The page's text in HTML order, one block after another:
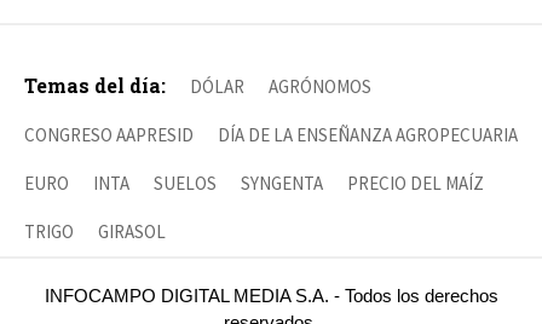
Temas del día: DÓLAR AGRÓNOMOS
CONGRESO AAPRESID DÍA DE LA ENSEÑANZA AGROPECUARIA
EURO INTA SUELOS SYNGENTA PRECIO DEL MAÍZ
TRIGO GIRASOL
INFOCAMPO DIGITAL MEDIA S.A. - Todos los derechos